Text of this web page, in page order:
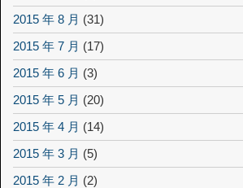
2015 年 8 月 (31)
2015 年 7 月 (17)
2015 年 6 月 (3)
2015 年 5 月 (20)
2015 年 4 月 (14)
2015 年 3 月 (5)
2015 年 2 月 (2)